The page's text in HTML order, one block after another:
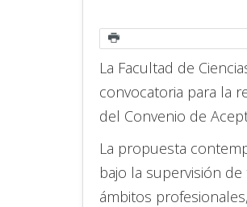
La Facultad de
convocatoria para la
del Convenio de
La propuesta
bajo la supervisión
ámbitos